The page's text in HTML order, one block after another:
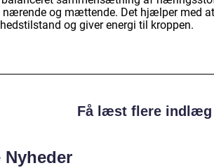
nærende og mættende. Det hjælper med
og giver energi til kroppen.
Få læst flere indlæg
Nyheder